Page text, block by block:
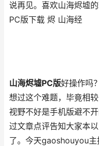
说再见。喜欢山海烬墟
PC版下载 烬 山海经
山海烬墟PC版好操作吗
想过这个难题，毕竟相
视野不好是手机版避不
过文章点评告知大家本
了。今天gaoshouyou主